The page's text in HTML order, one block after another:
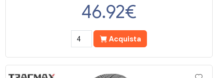
46.92€
Acquista